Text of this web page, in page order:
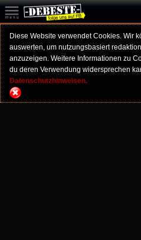
Diese Website verwendet Cookies. Wir
auswerten, um nutzungsbasiert
anzuzeigen. Weitere Informationen zu
du deren Verwendung widersprechen
Datenschutzhinweisen.